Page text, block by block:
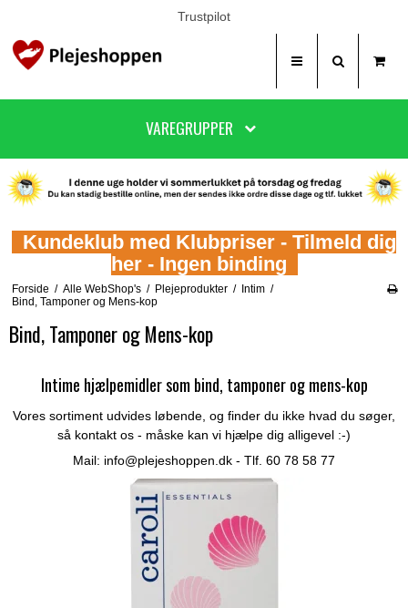
Trustpilot
VAREGRUPPER
Kundeklub med Klubpriser - Tilmeld dig
her - Ingen binding
Forside / Alle WebShop's / Plejeprodukter / Intim /
Bind, Tamponer og Mens-kop
Bind, Tamponer og Mens-kop
Intime hjælpemidler som bind, tamponer og mens-kop
Vores sortiment udvides løbende, og finder du ikke hvad du søger,
så kontakt os - måske kan vi hjælpe dig alligevel :-)
Mail: info@plejeshoppen.dk - Tlf. 60 78 58 77